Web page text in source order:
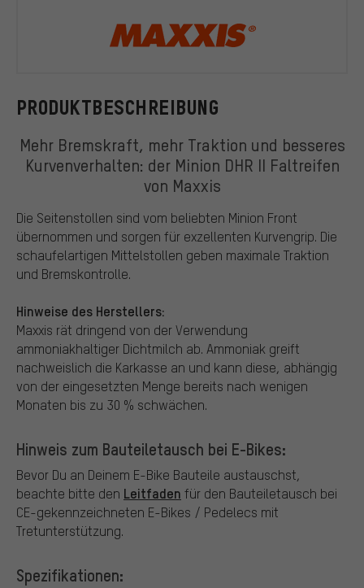
PRODUKTBESCHREIBUNG
Mehr Bremskraft, mehr Traktion und besseres
Kurvenverhalten: der Minion DHR II Faltreifen
von Maxxis
Die Seitenstollen sind vom beliebten Minion Front
übernommen und sorgen für exzellenten Kurvengrip. Die
schaufelartigen Mittelstollen geben maximale Traktion
und Bremskontrolle.
Hinweise des Herstellers:
Maxxis rät dringend von der Verwendung
ammoniakhaltiger Dichtmilch ab. Ammoniak greift
nachweislich die Karkasse an und kann diese, abhängig
von der eingesetzten Menge bereits nach wenigen
Monaten bis zu 30 % schwächen.
Hinweis zum Bauteiletausch bei E-Bikes:
Bevor Du an Deinem E-Bike Bauteile austauschst,
beachte bitte den Leitfaden für den Bauteiletausch bei
CE-gekennzeichneten E-Bikes / Pedelecs mit
Tretunterstützung.
Spezifikationen: